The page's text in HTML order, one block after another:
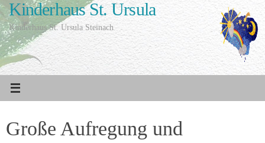
Zum
Inhalt
springen
Kinderhaus St. Ursula
Kinderhaus St. Ursula Steinach
Große Aufregung und